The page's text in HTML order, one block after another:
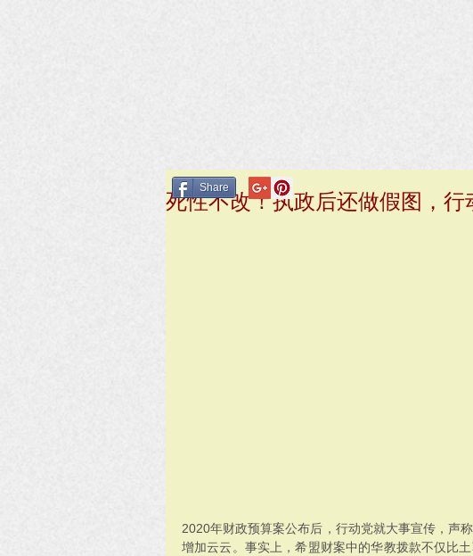
死性不改！执政后还做假图，
2020年财政预算案公布后，行动党就大事宣传，声
增加云云。事实上，希盟财案中的华教拨款不仅比
Share